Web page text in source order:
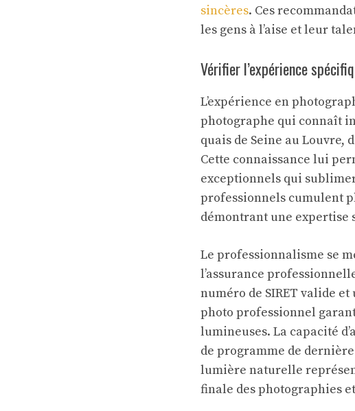
sincères. Ces
les gens à l’aise et leur
Vérifier l’expérience
L’expérience en
photographe qui connaît
quais de Seine au
Cette connaissance lui
exceptionnels qui
professionnels cumulent
démontrant une expertise
Le professionnalisme se
l’assurance
numéro de SIRET valide
photo professionnel
lumineuses. La capacité
de programme de
lumière naturelle
finale des photographies